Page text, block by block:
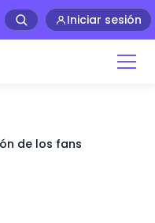
Iniciar sesión
de los fans